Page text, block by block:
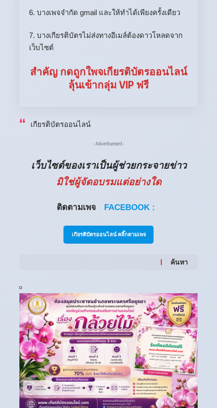
6. บางเพจจำกัด gmail และให้ทำได้เพียงครั้งเดียว
7. บางเกียรติบัตรไม่ส่งทางอีเมล์ต้องดาวโหลดจาก
เว็บไซต์
สำคัญ กดถูกใพจเกียรติบัตรออนไลน์
ลุ้นเข้ากลุ่ม VIP ฟรี
เกียรติบัตรออนไลน์
- Advertisement -
เว็บไซต์ของเราเป็นผู้ช่วยกระจายข่าว
มิใช่ผู้จัดอบรมแต่อย่างใด
ติดตามเพจ FACEBOOK :
เกียรติบัตรออนไลน์ คลิ๊กตามเพจ
ค้นหา